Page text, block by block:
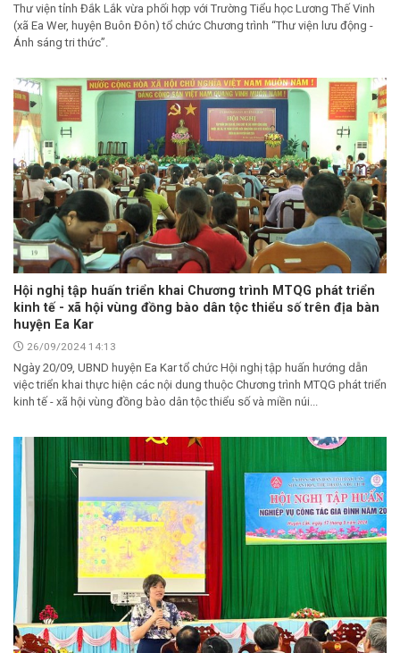
Thư viện tỉnh Đắk Lắk vừa phối hợp với Trường Tiểu học Lương Thế Vinh
(xã Ea Wer, huyện Buôn Đôn) tổ chức Chương trình “Thư viện lưu động -
Ánh sáng tri thức”.
Hội nghị tập huấn triển khai Chương trình MTQG phát triển
kinh tế - xã hội vùng đồng bào dân tộc thiểu số trên địa bàn
huyện Ea Kar
26/09/2024 14:13
Ngày 20/09, UBND huyện Ea Kar tổ chức Hội nghị tập huấn hướng dẫn
việc triển khai thực hiện các nội dung thuộc Chương trình MTQG phát triển
kinh tế - xã hội vùng đồng bào dân tộc thiểu số và miền núi...